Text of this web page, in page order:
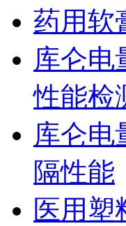
药用软
库仑电
性能检
库仑电
隔性能
医用塑